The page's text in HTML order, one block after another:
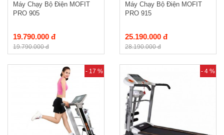
Máy Chạy Bộ Điện MOFIT
PRO 905
19.790.000 đ
19.790.000 đ
Máy Chạy Bộ Điện MOFIT
PRO 915
25.190.000 đ
28.190.000 đ
- 17 % - 4 %